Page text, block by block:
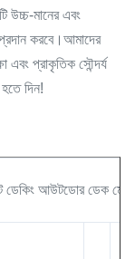
উচ্চ-মানের এবং
প্রদান করবে।আমাদের
এবং প্রাকৃতিক সৌন্দর্য
দিন!
ডেকিং আউটডোর ডেক